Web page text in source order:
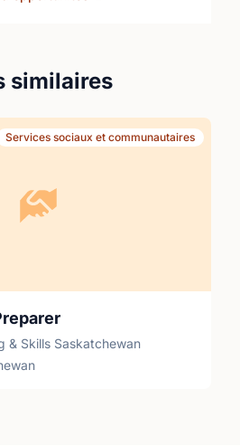
similaires
Services sociaux et communautaires
& Skills Saskatchewan